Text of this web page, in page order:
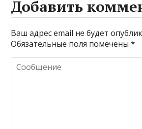
Добавить
Ваш адрес email не будет
Обязательные поля помечены*